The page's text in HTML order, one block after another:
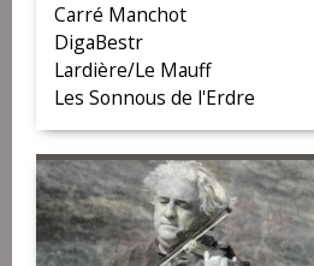
Carré Manchot
DigaBestr
Lardière/Le Mauff
Les Sonnous de l'Erdre